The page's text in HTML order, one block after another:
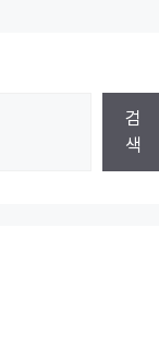
검
색